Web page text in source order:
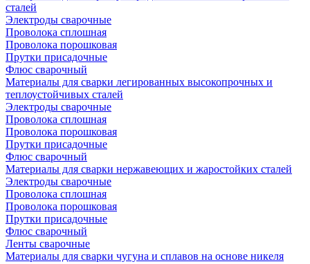
сталей
Электроды сварочные
Проволока сплошная
Проволока порошковая
Прутки присадочные
Флюс сварочный
Материалы для сварки легированных высокопрочных и
теплоустойчивых сталей
Электроды сварочные
Проволока сплошная
Проволока порошковая
Прутки присадочные
Флюс сварочный
Материалы для сварки нержавеющих и жаростойких сталей
Электроды сварочные
Проволока сплошная
Проволока порошковая
Прутки присадочные
Флюс сварочный
Ленты сварочные
Материалы для сварки чугуна и сплавов на основе никеля